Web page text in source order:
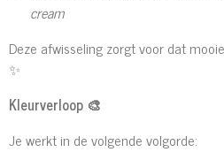
cream
Deze afwisseling zorgt voor dat
✨
Kleurverloop 🎨
Je werkt in de volgende volgorde: